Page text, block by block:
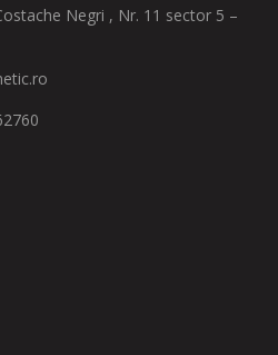
Negri , Nr. 11 sector 5 –